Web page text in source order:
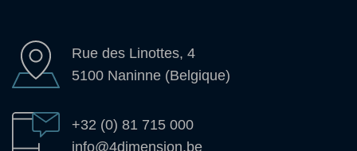
Rue des Linottes, 4
5100 Naninne (Belgique)
+32 (0) 81 715 000
info@4dimension.be